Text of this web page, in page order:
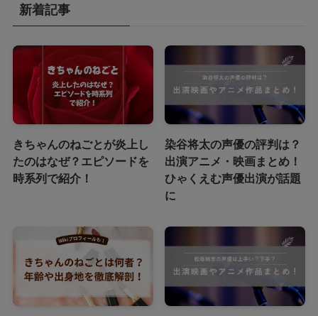
新着記事
きちゃんのねごとが炎上し
たのはなぜ？エピソードを
時系列で紹介！
染谷将太の声優の評判は？
出演アニメ・映画まとめ！
ひゃくえむ声優出演が話題
に